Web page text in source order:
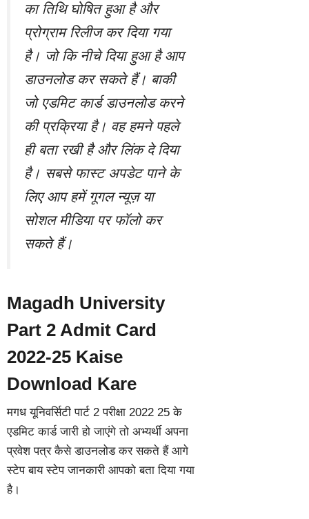
का तिथि घोषित हुआ है और
प्रोग्राम रिलीज कर दिया गया
है। जो कि नीचे दिया हुआ है आप
डाउनलोड कर सकते हैं। बाकी
जो एडमिट कार्ड डाउनलोड करने
की प्रक्रिया है। वह हमने पहले
ही बता रखी है और लिंक दे दिया
है। सबसे फास्ट अपडेट पाने के
लिए आप हमें गूगल न्यूज़ या
सोशल मीडिया पर फॉलो कर
सकते हैं।
Magadh University
Part 2 Admit Card
2022-25 Kaise
Download Kare
मगध यूनिवर्सिटी पार्ट 2 परीक्षा 2022 25 के
एडमिट कार्ड जारी हो जाएंगे तो अभ्यर्थी अपना
प्रवेश पत्र कैसे डाउनलोड कर सकते हैं आगे
स्टेप बाय स्टेप जानकारी आपको बता दिया गया
है।